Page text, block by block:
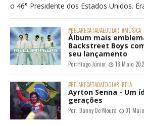
o 46° Presidente dos Estados Unidos.
#BELARECATADAEDOLAR #MÚSICA
Álbum mais
Backstreet Boys
seu lançamento
Por:Hiago Júnior 18 Maio
#BELARECATADAEDOLAR BELA
Ayrton Senna - Um
gerações
Por: Danny De Moura 01